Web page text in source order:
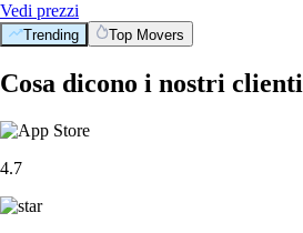
Vedi prezzi
Trending Top Movers
Cosa dicono i nostri clienti
4.7